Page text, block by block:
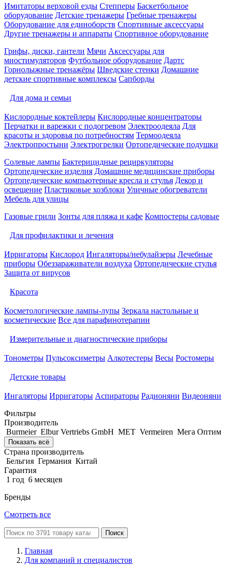
Имитаторы верховой езды Степперы Баскетбольное
оборудование Детские тренажеры Гребные тренажеры
Оборудование для единоборств Спортивные аксессуары
Другие тренажеры и аппараты Спортивное оборудование
Грифы, диски, гантели Мячи Аксессуары для
миостимуляторов Футбольное оборудование Дартс
Горнолыжные тренажёры Шведские стенки Домашние
детские спортивные комплексы Сапборды
Для дома и семьи
Кислородные коктейлеры Кислородные концентраторы
Перчатки и варежки с подогревом Электроодеяла Для
красоты и здоровья по потребностям Термоодеяла
Электропростыни Электрогрелки Ортопедические подушки
Солевые лампы Бактерицидные рециркуляторы
Ортопедические изделия Домашние медицинские приборы
Ортопедические компьютерные кресла и стулья Декор и
освещение Пластиковые хозблоки Уличные обогреватели
Мебель для улицы
Газовые грили Зонты для пляжа и кафе Компостеры садовые
Для профилактики и лечения
Ирригаторы Кислород Ингаляторы/небулайзеры Лечебные
приборы Обеззараживатели воздуха Ортопедические стулья
Защита от вирусов
Красота
Косметологические лампы-лупы Зеркала настольные и
косметические Все для парафинотерапии
Измерительные и диагностические приборы
Тонометры Пульсоксиметры Алкотестеры Весы Ростомеры
Детские товары
Ингаляторы Ирригаторы Аспираторы Радионяни Видеоняни
Фильтры
Производитель
Burmeier Elbur Vertriebs GmbH MET Vermeiren Мега Оптим
Показать всё
Страна производитель
Бельгия Германия Китай
Гарантия
1 год 6 месяцев
Бренды
Смотреть все
Поиск
Главная
Для компаний и специалистов